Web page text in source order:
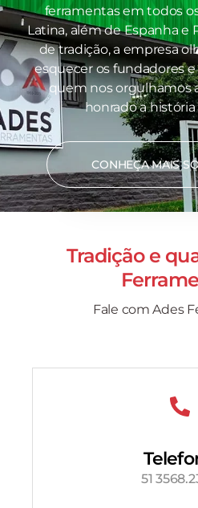
ferramentas em todos
Latina, além de Espanha e
de tradição, a empresa
esquecer os fundadores e
quem nos orgulhamos
honrado a
CONHEÇA MAIS
Tradição e
Fale com Ades
51